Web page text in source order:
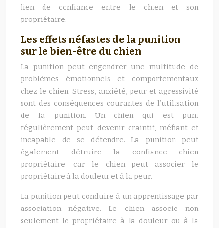
lien de confiance entre le chien et son
propriétaire.
Les effets néfastes de la punition
sur le bien-être du chien
La punition peut engendrer une multitude de
problèmes émotionnels et comportementaux
chez le chien. Stress, anxiété, peur et agressivité
sont des conséquences courantes de l’utilisation
de la punition. Un chien qui est puni
régulièrement peut devenir craintif, méfiant et
incapable de se détendre. La punition peut
également détruire la confiance chien
propriétaire, car le chien peut associer le
propriétaire à la douleur et à la peur.
La punition peut conduire à un apprentissage par
association négative. Le chien associe non
seulement le propriétaire à la douleur ou à la